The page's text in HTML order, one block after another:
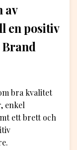
av
en positiv
Brand
bra kvalitet
enkel
ett brett och